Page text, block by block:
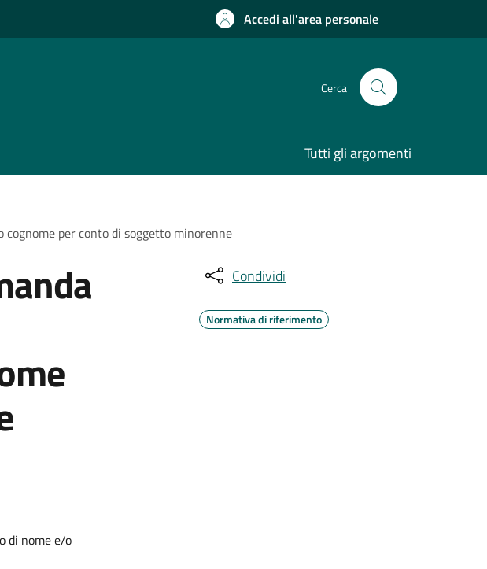
Accedi all'area personale
Cerca
Tutti gli argomenti
cognome per conto di soggetto minorenne
di nome e/o
Condividi
Normativa di riferimento